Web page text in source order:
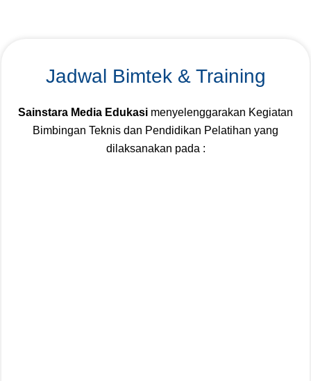
Jadwal Bimtek & Training
Sainstara Media Edukasi menyelenggarakan Kegiatan
Bimbingan Teknis dan Pendidikan Pelatihan yang
dilaksanakan pada :